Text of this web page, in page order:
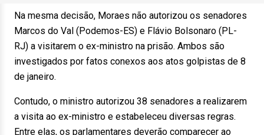
Na mesma decisão, Moraes não autorizou os senadores
Marcos do Val (Podemos-ES) e Flávio Bolsonaro (PL-
RJ) a visitarem o ex-ministro na prisão. Ambos são
investigados por fatos conexos aos atos golpistas de 8
de janeiro.
Contudo, o ministro autorizou 38 senadores a realizarem
a visita ao ex-ministro e estabeleceu diversas regras.
Entre elas, os parlamentares deverão comparecer ao